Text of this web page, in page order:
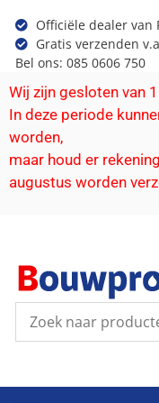
Officiële dealer van
Gratis verzenden
Bel ons: 085 0606 750
Wij zijn gesloten van
In deze periode
worden,
maar houd er
augustus worden